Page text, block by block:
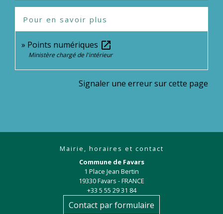
Pour en savoir plus
Points numériques open_in_new
Ministère chargé de l'intérieur
Signaler une erreur sur cette page
Mairie, horaires et contact
Commune de Favars
1 Place Jean Bertin
19330 Favars - FRANCE
+33 5 55 29 31 84
Contact par formulaire